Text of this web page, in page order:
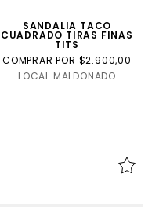
SANDALIA TACO
CUADRADO TIRAS FINAS
TITS
COMPRAR POR $2.900,00
LOCAL MALDONADO